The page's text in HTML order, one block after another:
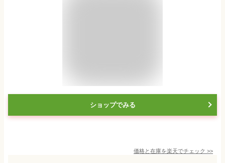
ショップでみる
価格と在庫を楽天でチェック >>